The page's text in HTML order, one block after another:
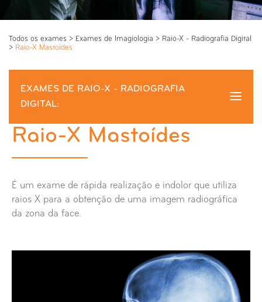
Todos os exames > Exames de Imagiologia > Raio-X - Radiografia Digital
> Raio-X Mastoídes
EXAMES DE RAIO-X - RADIOGRAFIA
DIGITAL:
Raio-X Mastoídes
Raio-X Abdómen
Raio-X Anca
Raio-X Articulação Externo Clavicular
Raio-X Mastoídes
É um exame de rápida realização e indolor que utiliza
raios X para a obtenção de uma imagem radiográfica
da zona da face.